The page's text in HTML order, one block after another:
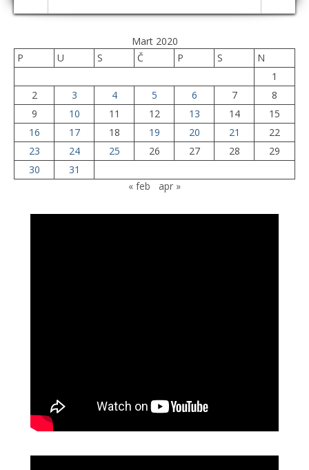
Mart 2020
P
U S Č P S
N
1
2
3 4 5 6 7
8
9
10 11 12 13 14
15
16
17 18 19 20 21
22
23
24 25 26 27 28
29
30
31
« feb
apr »